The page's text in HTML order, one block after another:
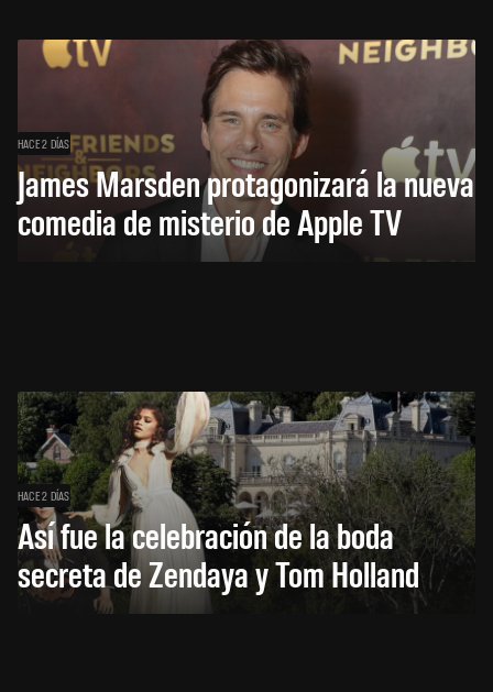
HACE 2 DÍAS
James Marsden protagonizará la nueva
comedia de misterio de Apple TV
HACE 2 DÍAS
Así fue la celebración de la boda
secreta de Zendaya y Tom Holland